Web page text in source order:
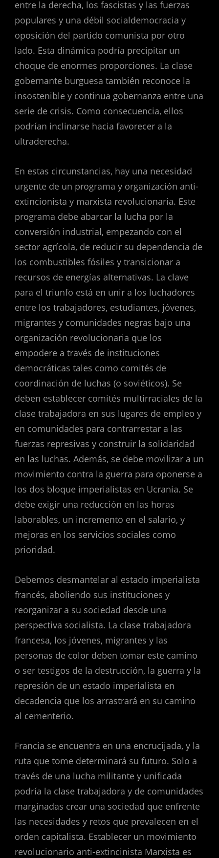
entre la derecha, los fascistas y las fuerzas
populares y una débil socialdemocracia y
oposición del partido comunista por otro
lado. Esta dinámica podría precipitar un
choque de enormes proporciones. La clase
gobernante burguesa también reconoce la
insostenible y continua gobernanza entre una
serie de crisis. Como consecuencia, ellos
podrían inclinarse hacia favorecer a la
ultraderecha.
En estas circunstancias, hay una necesidad
urgente de un programa y organización anti-
extincionista y marxista revolucionaria. Este
programa debe abarcar la lucha por la
conversión industrial, empezando con el
sector agrícola, de reducir su dependencia de
los combustibles fósiles y transicionar a
recursos de energías alternativas. La clave
para el triunfo está en unir a los luchadores
entre los trabajadores, estudiantes, jóvenes,
migrantes y comunidades negras bajo una
organización revolucionaria que los
empodere a través de instituciones
democráticas tales como comités de
coordinación de luchas (o soviéticos). Se
deben establecer comités multirraciales de la
clase trabajadora en sus lugares de empleo y
en comunidades para contrarrestar a las
fuerzas represivas y construir la solidaridad
en las luchas. Además, se debe movilizar a un
movimiento contra la guerra para oponerse a
los dos bloque imperialistas en Ucrania. Se
debe exigir una reducción en las horas
laborables, un incremento en el salario, y
mejoras en los servicios sociales como
prioridad.
Debemos desmantelar al estado imperialista
francés, aboliendo sus instituciones y
reorganizar a su sociedad desde una
perspectiva socialista. La clase trabajadora
francesa, los jóvenes, migrantes y las
personas de color deben tomar este camino
o ser testigos de la destrucción, la guerra y la
represión de un estado imperialista en
decadencia que los arrastrará en su camino
al cementerio.
Francia se encuentra en una encrucijada, y la
ruta que tome determinará su futuro. Solo a
través de una lucha militante y unificada
podría la clase trabajadora y de comunidades
marginadas crear una sociedad que enfrente
las necesidades y retos que prevalecen en el
orden capitalista. Establecer un movimiento
revolucionario anti-extincinista Marxista es